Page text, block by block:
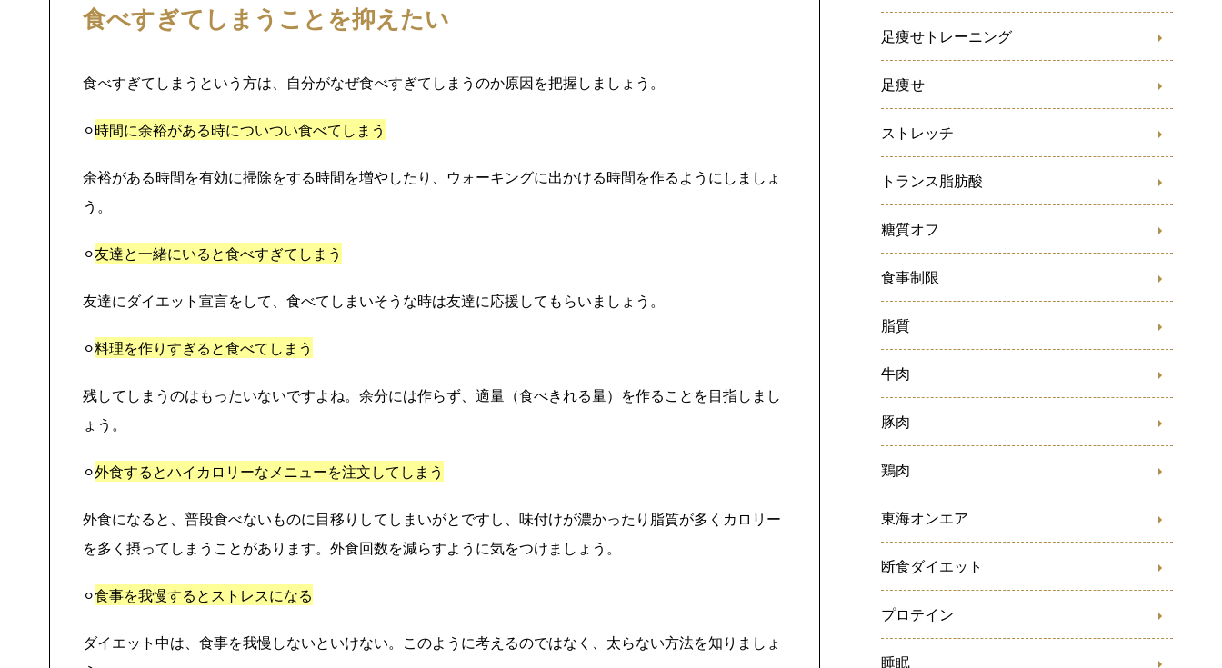
食べすぎてしまうことを抑えたい
食べすぎてしまうという方は、自分がなぜ食べすぎてしまうのか原因を把握しましょう。
⚪︎時間に余裕がある時についつい食べてしまう
余裕がある時間を有効に掃除をする時間を増やしたり、ウォーキングに出かける時間を作るようにしましょ
う。
⚪︎友達と一緒にいると食べすぎてしまう
友達にダイエット宣言をして、食べてしまいそうな時は友達に応援してもらいましょう。
⚪︎料理を作りすぎると食べてしまう
残してしまうのはもったいないですよね。余分には作らず、適量（食べきれる量）を作ることを目指しまし
ょう。
⚪︎外食するとハイカロリーなメニューを注文してしまう
外食になると、普段食べないものに目移りしてしまいがとですし、味付けが濃かったり脂質が多くカロリー
を多く摂ってしまうことがあります。外食回数を減らすように気をつけましょう。
⚪︎食事を我慢するとストレスになる
ダイエット中は、食事を我慢しないといけない。このように考えるのではなく、太らない方法を知りましょ
足痩せトレーニング
足痩せ
ストレッチ
トランス脂肪酸
糖質オフ
食事制限
脂質
牛肉
豚肉
鶏肉
東海オンエア
断食ダイエット
プロテイン
睡眠